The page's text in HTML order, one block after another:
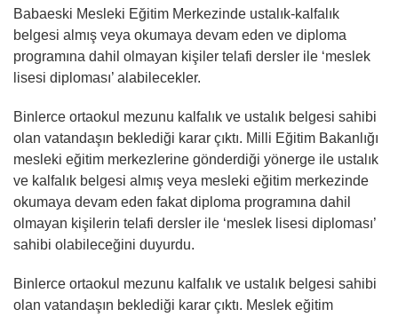
Babaeski Mesleki Eğitim Merkezinde ustalık-kalfalık
belgesi almış veya okumaya devam eden ve diploma
programına dahil olmayan kişiler telafi dersler ile ‘meslek
lisesi diploması’ alabilecekler.
Binlerce ortaokul mezunu kalfalık ve ustalık belgesi sahibi
olan vatandaşın beklediği karar çıktı. Milli Eğitim Bakanlığı
mesleki eğitim merkezlerine gönderdiği yönerge ile ustalık
ve kalfalık belgesi almış veya mesleki eğitim merkezinde
okumaya devam eden fakat diploma programına dahil
olmayan kişilerin telafi dersler ile ‘meslek lisesi diploması’
sahibi olabileceğini duyurdu.
Binlerce ortaokul mezunu kalfalık ve ustalık belgesi sahibi
olan vatandaşın beklediği karar çıktı. Meslek eğitim